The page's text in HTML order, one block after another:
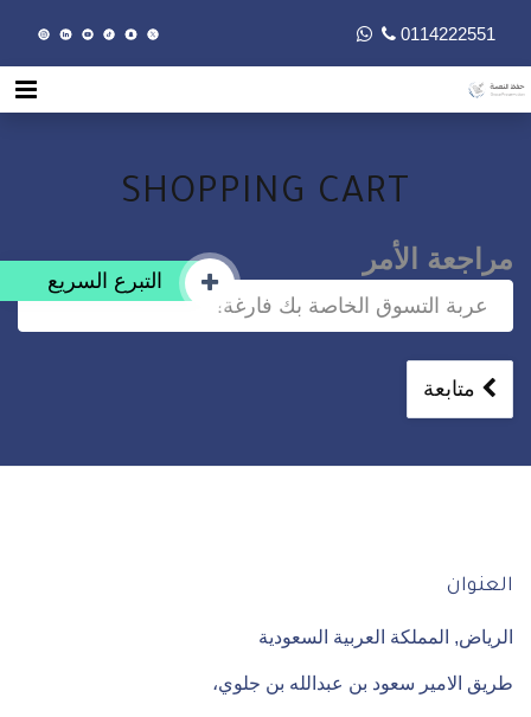
0114222551
التبرع السريع
SHOPPING CART
مراجعة الأمر
عربة التسوق الخاصة بك فارغة!
متابعة
العنوان
الرياض, المملكة العربية السعودية
طريق الامير سعود بن عبدالله بن جلوي،